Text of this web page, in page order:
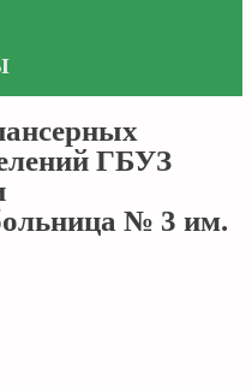
ГБУЗ
№ 3 им.